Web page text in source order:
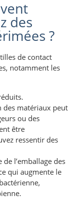
des
?
de contact
notamment les
matériaux peut
ou des
être
ressentir des
l’emballage des
qui augmente le